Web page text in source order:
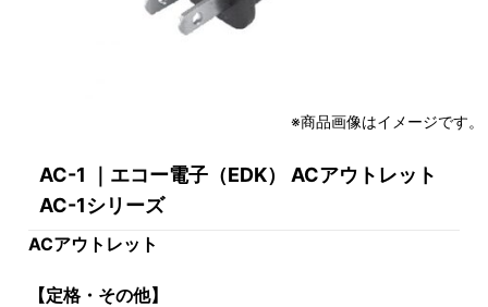
※商品画像はイメージです。
AC-1 ｜エコー電子（EDK） ACアウトレット
AC-1シリーズ
ACアウトレット
【定格・その他】